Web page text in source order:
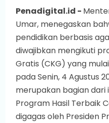
Penadigital.id -
Umar, menegaskan
pendidikan berbasis
diwajibkan mengikuti
Gratis (CKG) yang
pada Senin, 4 Agustus
merupakan bagian dari
Program Hasil Terbaik
digagas oleh Presiden